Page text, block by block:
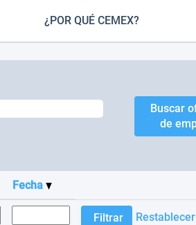
¿POR QUÉ CEMEX?
Fecha
Restablecer